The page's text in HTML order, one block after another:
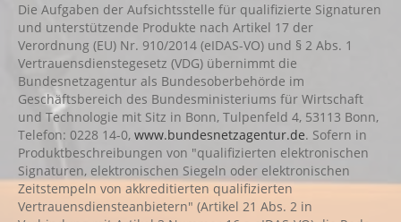
Die Aufgaben der Aufsichtsstelle für qualifizierte Signaturen
und unterstützende Produkte nach Artikel 17 der
Verordnung (EU) Nr. 910/2014 (eIDAS-VO) und § 2 Abs. 1
Vertrauensdienstegesetz (VDG) übernimmt die
Bundesnetzagentur als Bundesoberbehörde im
Geschäftsbereich des Bundesministeriums für Wirtschaft
und Technologie mit Sitz in Bonn, Tulpenfeld 4, 53113 Bonn,
Telefon: 0228 14-0, www.bundesnetzagentur.de. Sofern in
Produktbeschreibungen von "qualifizierten elektronischen
Signaturen, elektronischen Siegeln oder elektronischen
Zeitstempeln von akkreditierten qualifizierten
Vertrauensdiensteanbietern" (Artikel 21 Abs. 2 in